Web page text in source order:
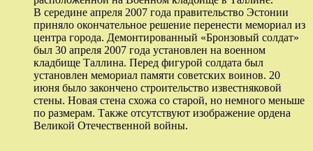
В середине апреля 2007 года правительство Эстонии
приняло окончательное решение перенести мемориал из
центра города. Демонтированный «Бронзовый солдат»
был 30 апреля 2007 года установлен на военном
кладбище Таллина. Перед фигурой солдата был
установлен мемориал памяти советских воинов. 20
июня было закончено строительство известняковой
стены. Новая стена схожа со старой, но немного меньше
по размерам. Также отсутствуют изображение ордена
Великой Отечественной войны.